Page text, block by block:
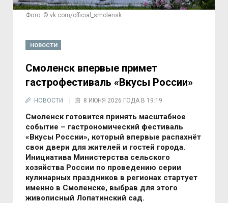
Фото: © vk.com/official_smolensk
НОВОСТИ
Смоленск впервые примет
гастрофестиваль «Вкусы России»
НОВОСТИ 8 ИЮНЯ 2026 ГОДА В 19:19
Смоленск готовится принять масштабное
событие – гастрономический фестиваль
«Вкусы России», который впервые распахнёт
свои двери для жителей и гостей города.
Инициатива Министерства сельского
хозяйства России по проведению серии
кулинарных праздников в регионах стартует
именно в Смоленске, выбрав для этого
живописный Лопатинский сад.